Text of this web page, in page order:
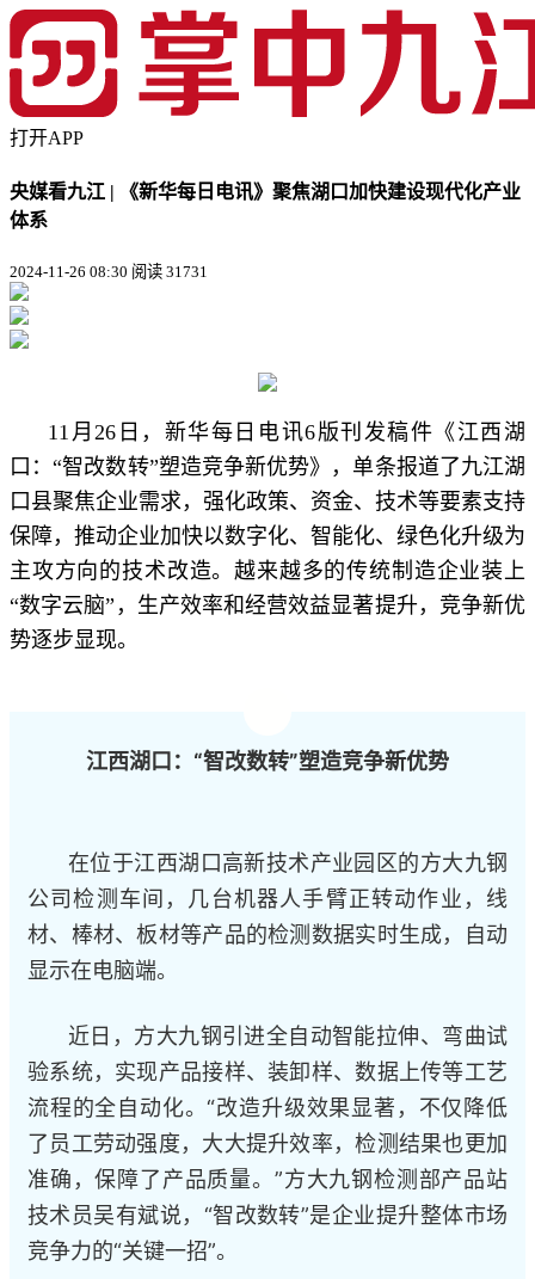
打开APP
央媒看九江 | 《新华每日电讯》聚焦湖口加快建设现代化产业
体系
2024-11-26 08:30 阅读 31731
11月26日，新华每日电讯6版刊发稿件《江西湖
口：“智改数转”塑造竞争新优势》，单条报道了九江湖
口县聚焦企业需求，强化政策、资金、技术等要素支持
保障，推动企业加快以数字化、智能化、绿色化升级为
主攻方向的技术改造。越来越多的传统制造企业装上
“数字云脑”，生产效率和经营效益显著提升，竞争新优
势逐步显现。
江西湖口：“智改数转”塑造竞争新优势
在位于江西湖口高新技术产业园区的方大九钢
公司检测车间，几台机器人手臂正转动作业，线
材、棒材、板材等产品的检测数据实时生成，自动
显示在电脑端。
近日，方大九钢引进全自动智能拉伸、弯曲试
验系统，实现产品接样、装卸样、数据上传等工艺
流程的全自动化。“改造升级效果显著，不仅降低
了员工劳动强度，大大提升效率，检测结果也更加
准确，保障了产品质量。”方大九钢检测部产品站
技术员吴有斌说，“智改数转”是企业提升整体市场
竞争力的“关键一招”。